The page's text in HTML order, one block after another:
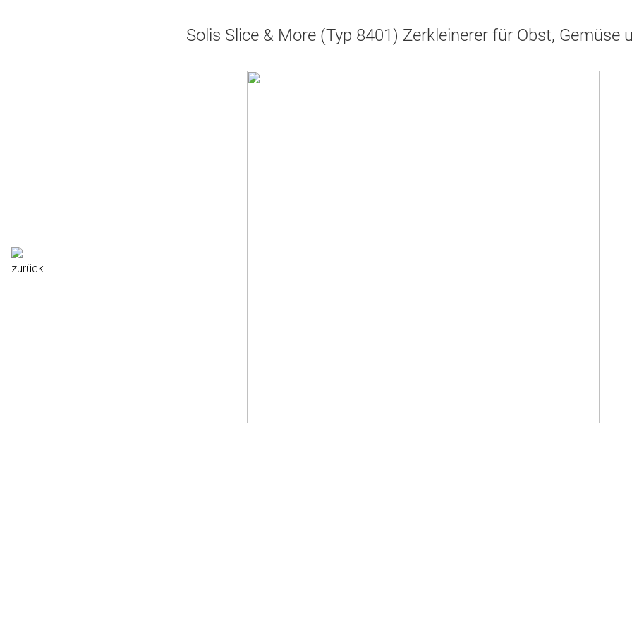
Solis Slice & More (Typ 8401) Zerkleinerer für Obst, Gemüse